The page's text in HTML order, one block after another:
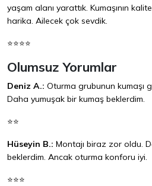
yaşam alanı yarattık. Kumaşının
harika. Ailecek çok sevdik.
⭐⭐⭐⭐
Olumsuz Yorumlar
Deniz A.: Oturma grubunun kumaşı
Daha yumuşak bir kumaş beklerdim.
⭐⭐
Hüseyin B.: Montajı biraz zor oldu.
beklerdim. Ancak oturma konforu iyi.
⭐⭐⭐